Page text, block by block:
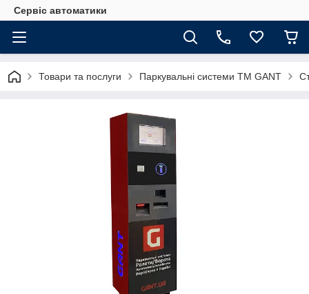
Сервіс автоматики
Товари та послуги Паркувальні системи ТМ GANT